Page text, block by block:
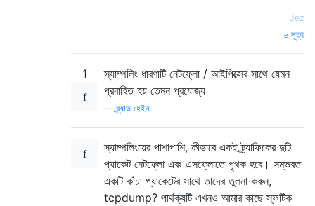
— Jez
সূত্র
1
স্যাম্পলিং ধারণাটি নেটফ্লো / আইপিক্সের সাথে যেমন
প্রবাহিত হয় তেমন প্রযোজ্য
—ব্র্যাড হেইন
স্যাম্পলিংয়ের পাশাপাশি, কীভাবে একই ট্র্যাফিকের দুটি
প্যাকেট নেটফ্লো এবং এসফ্লোতে পৃথক হবে। সম্ভবত
একটি কাঁচা প্যাকেটের সাথে তাদের তুলনা করুন,
tcpdump? পার্থক্যটি এখনও আমার কাছে স্ফটিক